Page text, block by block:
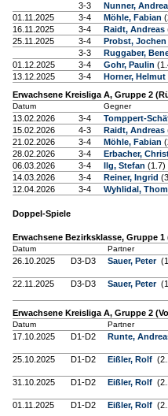
3-3
Nunner,
01.11.2025
3-4 Möhle, Fabian
16.11.2025
3-4 Raidt, Andreas
25.11.2025
3-4 Probst, Jochen
3-3
Ruggaber,
01.12.2025
3-4 Gohr, Paulin
13.12.2025
3-4 Horner, Helmut
Erwachsene Kreisliga A, Gruppe 2
Datum Gegner
13.02.2026 3-4 Tomppert-
15.02.2026
4-3 Raidt, Andreas
21.02.2026
3-4 Möhle, Fabian
28.02.2026
3-4 Erbacher,
06.03.2026
3-4 Ilg, Stefan (1.7)
14.03.2026
3-4 Reiner, Ingrid
12.04.2026
3-4 Wyhlidal,
Doppel-Spiele
Erwachsene Bezirksklasse, Gruppe 1
Datum Partner
26.10.2025 D3-D3 Sauer, Peter
22.11.2025
D3-D3 Sauer, Peter
Erwachsene Kreisliga A, Gruppe 2
Datum Partner
17.10.2025 D1-D2 Runte,
25.10.2025
D1-D2 Eißler, Rolf
31.10.2025
D1-D2 Eißler, Rolf
01.11.2025
D1-D2 Eißler, Rolf